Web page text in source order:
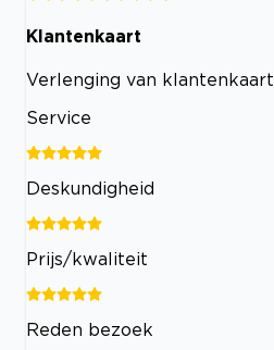
Klantenkaart
Verlenging van klantenkaart
Service
Deskundigheid
Prijs/kwaliteit
Reden bezoek